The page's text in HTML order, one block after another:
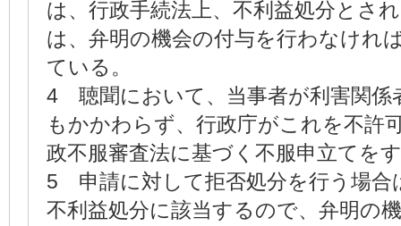
は、行政手続法上、不利益処分とさ
は、弁明の機会の付与を行わなけれ
ている。
4 聴聞において、当事者が利害関係
もかかわらず、行政庁がこれを不許
政不服審査法に基づく不服申立てを
5 申請に対して拒否処分を行う場合
不利益処分に該当するので、弁明の